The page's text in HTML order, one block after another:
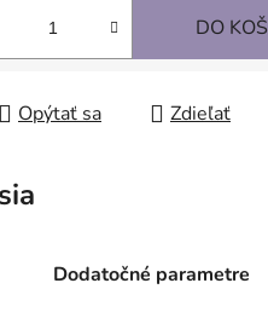
cena:
DO
Opýtať sa Zdieľať
Dodatočné parametre